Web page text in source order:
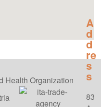
A
d
d
re
s
s
83